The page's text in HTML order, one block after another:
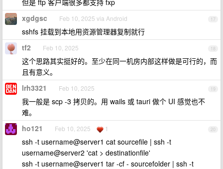
但是 ftp 客户端很多都支持 fxp
17
xgdgsc Feb 10, 2025 via Android
sshfs 挂载到本地用资源管理器复制就行
18
tf2 Feb 10, 2025
这个思路其实挺好的。至少在同一机房内部这样做是可行的，而
且有意义。
19
lrh3321 Feb 10, 2025
我一般是 scp -3 拷贝的。用 wails 或 tauri 做个 UI 感觉也不
难。
20
ho121 Feb 10, 2025 1
ssh -t username@server1 cat sourcefile | ssh -t
username@server2 'cat > destinationfile'
ssh -t username@server1 tar -cf - sourcefolder | ssh -t